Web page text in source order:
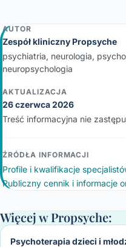
AUTOR
Zespół kliniczny Propsyche
psychiatria, neurologia,
neuropsychologia
AKTUALIZACJA
26 czerwca 2026
Treść informacyjna nie
ŹRÓDŁA INFORMACJI
Profile i kwalifikacje
Publiczny cennik i informacje
Więcej w Propsyche:
Psychoterapia dzieci i